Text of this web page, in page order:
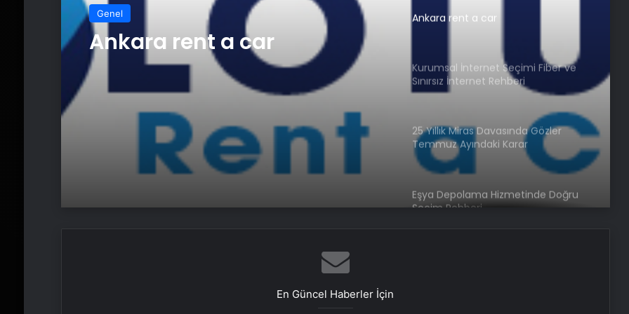
Genel
Ankara rent a car
Ankara rent a car
Kurumsal İnternet Seçimi Fiber ve
Sınırsız İnternet Rehberi
25 Yıllık Miras Davasında Gözler
Temmuz Ayındaki Karar
Duruşmasına Çevrildi
Eşya Depolama Hizmetinde Doğru
Seçim Rehberi
En Güncel Haberler İçin